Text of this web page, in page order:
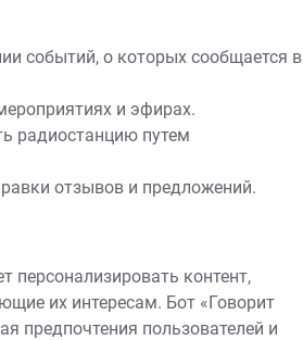
событий, о которых сообщается в
и эфирах.
радиостанцию путем
отзывов и предложений.
персонализировать контент,
их интересам. Бот «Говорит
предпочтения пользователей и